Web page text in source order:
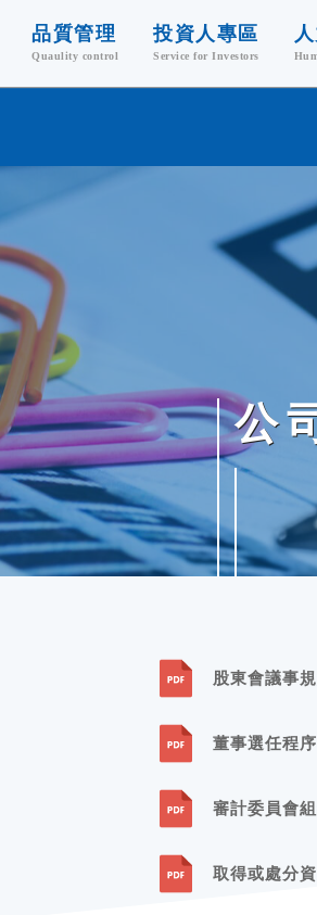
品質管理
Quaulity control
ISO 認證
品質、環保、職安政
投資人專區
Service for Investors
財務資訊
公司重要規章
公
股東會議事規
董事選任程序
審計委員會
取得或處分